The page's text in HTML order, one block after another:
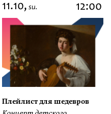
11.10, su. 12:00
Плейлист для шедевров